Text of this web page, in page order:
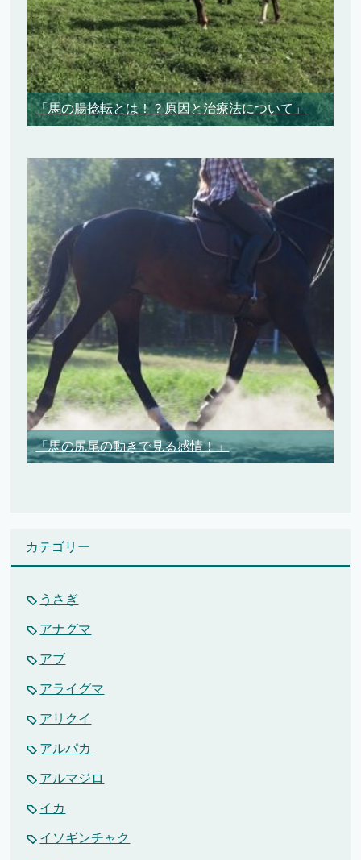
「馬の腸捻転とは！？原因と治療法について」
「馬の尻尾の動きで見る感情！」
カテゴリー
うさぎ
アナグマ
アブ
アライグマ
アリクイ
アルパカ
アルマジロ
イカ
イソギンチャク